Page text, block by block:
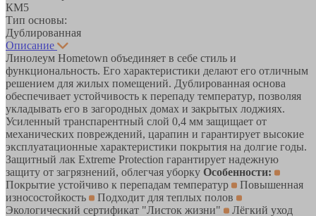
КМ5
Тип основы:
Дублированная
Описание
Линолеум Hometown объединяет в себе стиль и
функциональность. Его характеристики делают его отличным
решением для жилых помещений. Дублированная основа
обеспечивает устойчивость к перепаду температур, позволяя
укладывать его в загородных домах и закрытых лоджиях.
Усиленный транспарентный слой 0,4 мм защищает от
механических повреждений, царапин и гарантирует высокие
эксплуатационные характеристики покрытия на долгие годы.
Защитный лак Extreme Protection гарантирует надежную
защиту от загрязнений, облегчая уборку Особенности:
Покрытие устойчиво к перепадам температур
Повышенная
износостойкость
Подходит для теплых полов
Экологический сертификат "Листок жизни"
Лёгкий уход